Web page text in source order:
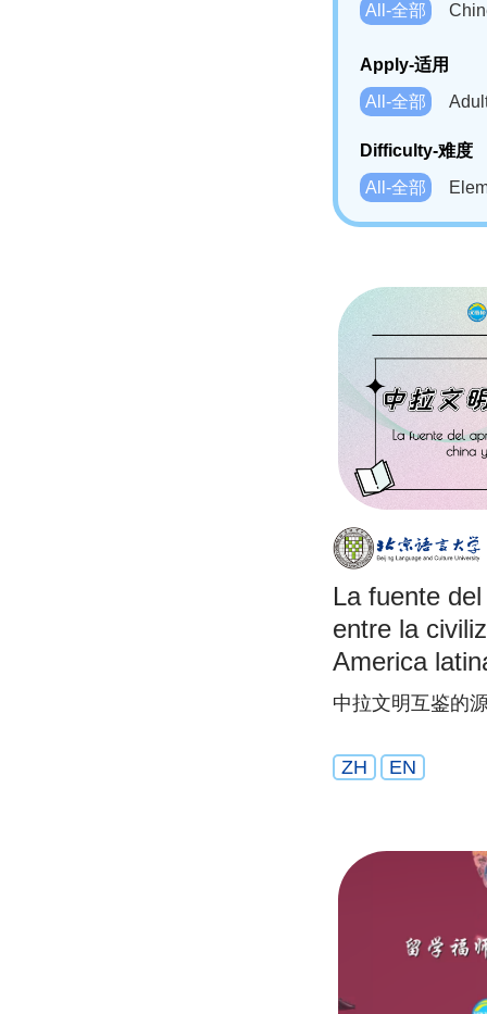
All-全部
Bahasa
Swahili(SW)-
Apply-适用
All-全部
Difficulty-难度
All-全部
La fuente
entre la
America
中拉文明互鉴的
ZH EN